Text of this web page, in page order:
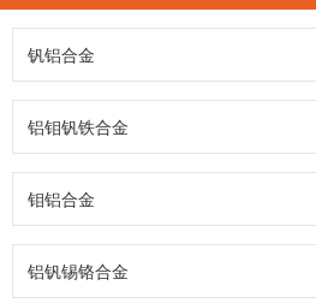
钒铝合金
铝钼钒铁合金
钼铝合金
铝钒锡铬合金